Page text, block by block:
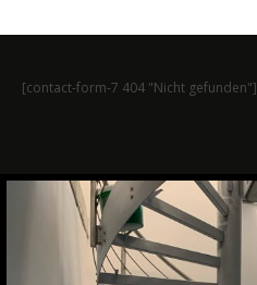
[contact-form-7 404 "Nicht gefunden"]